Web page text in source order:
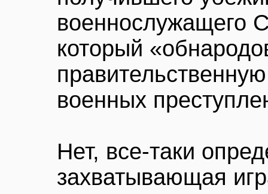
военнослужащего
который
военных
Нет, все-таки
захватывающая